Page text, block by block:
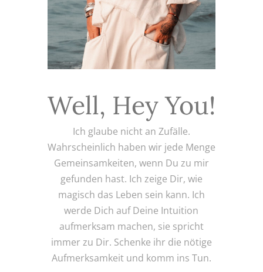
Well, Hey You!
Ich glaube nicht an Zufälle.
Wahrscheinlich haben wir jede Menge
Gemeinsamkeiten, wenn Du zu mir
gefunden hast. Ich zeige Dir, wie
magisch das Leben sein kann. Ich
werde Dich auf Deine Intuition
aufmerksam machen, sie spricht
immer zu Dir. Schenke ihr die nötige
Aufmerksamkeit und komm ins Tun.